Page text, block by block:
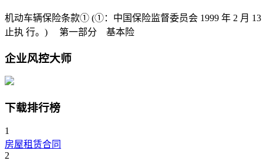
机动车辆保险条款① (①：中国保险监督委员会 1999 年 2 月
止执 行。) 第一部分 基本险
企业风控大师
下载排行榜
1
房屋租赁合同
2